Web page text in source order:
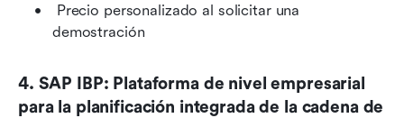
Precio personalizado al solicitar una
demostración
4. SAP IBP: Plataforma de nivel empresarial
para la planificación integrada de la cadena de